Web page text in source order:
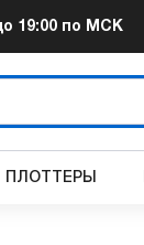
19:00 по МСК
ПЛОТТЕРЫ